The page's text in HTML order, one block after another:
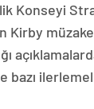
Konseyi
Kirby
bazı